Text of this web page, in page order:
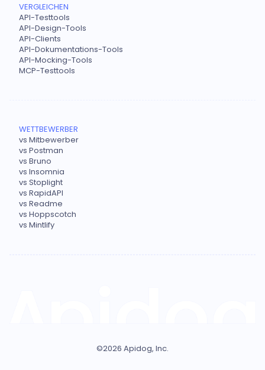
VERGLEICHEN
API-Testtools
API-Design-Tools
API-Clients
API-Dokumentations-Tools
API-Mocking-Tools
MCP-Testtools
WETTBEWERBER
vs Mitbewerber
vs Postman
vs Bruno
vs Insomnia
vs Stoplight
vs RapidAPI
vs Readme
vs Hoppscotch
vs Mintlify
©2026 Apidog, Inc.